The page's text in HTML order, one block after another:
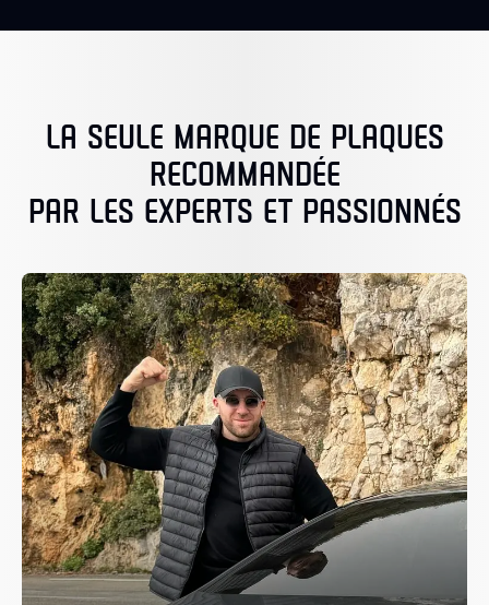
LA SEULE MARQUE DE PLAQUES
RECOMMANDÉE
PAR LES EXPERTS ET PASSIONNÉS